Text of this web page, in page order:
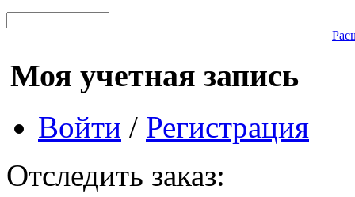
Моя учетная запись
Войти / Регистрация
Отследить заказ: